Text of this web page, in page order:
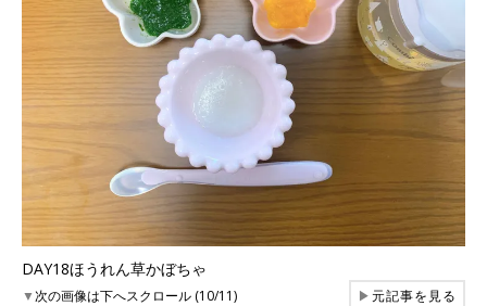
DAY18ほうれん草かぼちゃ
▼次の画像は下へスクロール (10/11) ▶元記事を見る